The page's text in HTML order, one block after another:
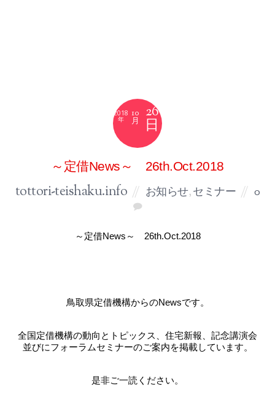
26
10
月
2018
～定借News～ 26th.Oct.2018
tottori-teishaku.info お知らせ,セミナー 0
～定借News～ 26th.Oct.2018
鳥取県定借機構からのNewsです。
全国定借機構の動向とトピックス、住宅新報、記念講演会
並びにフォーラムセミナーのご案内を掲載しています。
是非ご一読ください。